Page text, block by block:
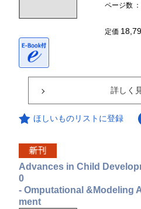
ページ数
定価
詳しく
ほしいものリストに登録
Advances in Child
0
- Omputational &Modeling
ment